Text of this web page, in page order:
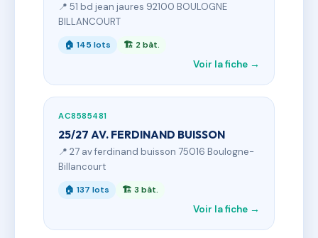
📍 51 bd jean jaures 92100 BOULOGNE
BILLANCOURT
🏠 145 lots 🏗 2 bât.
Voir la fiche →
AC8585481
25/27 AV. FERDINAND BUISSON
📍 27 av ferdinand buisson 75016 Boulogne-
Billancourt
🏠 137 lots 🏗 3 bât.
Voir la fiche →